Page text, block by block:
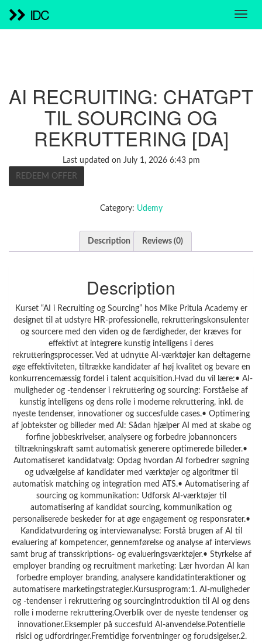
IDC
AI RECRUITING: CHATGPT
TIL SOURCING OG
REKRUTTERING [DA]
Last updated on July 1, 2026 6:43 pm
REDEEM OFFER
Category: Udemy
Description Reviews (0)
Description
Kurset “AI i Recruiting og Sourcing” hos Mike Pritula Academy er
designet til at udstyre HR-professionelle, rekrutteringskonsulenter
og sourcere med den viden og de færdigheder, der kræves for
effektivt at integrere kunstig intelligens i deres
rekrutteringsprocesser. Ved at udnytte AI-værktøjer kan deltagerne
øge effektiviteten, tiltrække kandidater af høj kvalitet og bevare en
konkurrencemæssig fordel i talent acquisition.Hvad du vil lære:• AI-
muligheder og -tendenser i rekruttering og sourcing: Forståelse af
kunstig intelligens og dens rolle i moderne rekruttering, inkl. de
nyeste tendenser, innovationer og succesfulde cases.• Optimering
af jobtekster og billeder med AI: Sådan hjælper AI med at skabe og
forfine jobbeskrivelser, analysere og forbedre jobannoncers
tiltrækningskraft samt automatisk generere optimerede billeder.•
Automatiseret kandidatvalg: Opdag hvordan AI forbedrer søgning
og udvælgelse af kandidater med værktøjer og algoritmer til
automatisk matching og integration med ATS.• Automatisering af
sourcing og kommunikation: Udforsk AI-værktøjer til
automatisering af kandidat sourcing, kommunikation og
personaliserede beskeder for at øge engagement og responsrater.•
Kandidatvurdering og interviewanalyse: Forstå brugen af AI til
evaluering af kompetencer, gennemførelse og analyse af interviews
samt brug af transskriptions- og evalueringsværktøjer.• Styrkelse af
employer branding og recruitment marketing: Lær hvordan AI kan
forbedre employer branding, analysere kandidatinteraktioner og
automatisere marketingstrategier.Kursusprogram:1. AI-muligheder
og -tendenser i rekruttering og sourcingIntroduktion til AI og dens
rolle i moderne rekruttering.Overblik over de nyeste tendenser og
innovationer.Eksempler på succesfuld AI-anvendelse.Potentielle
risici og udfordringer.Fremtidige forventninger og forudsigelser.2.